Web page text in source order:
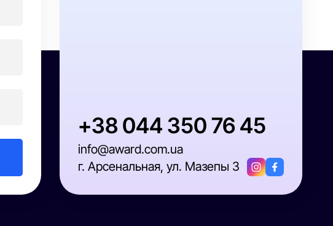
+38 044 350 76 45
info@award.com.ua
г. Арсенальная, ул. Мазепы 3